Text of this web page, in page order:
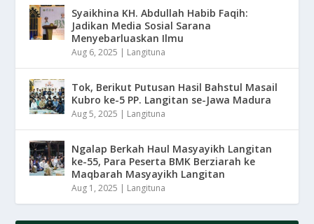
Syaikhina KH. Abdullah Habib Faqih:
Jadikan Media Sosial Sarana
Menyebarluaskan Ilmu
Aug 6, 2025 | Langituna
Tok, Berikut Putusan Hasil Bahstul Masail
Kubro ke-5 PP. Langitan se-Jawa Madura
Aug 5, 2025 | Langituna
Ngalap Berkah Haul Masyayikh Langitan
ke-55, Para Peserta BMK Berziarah ke
Maqbarah Masyayikh Langitan
Aug 1, 2025 | Langituna